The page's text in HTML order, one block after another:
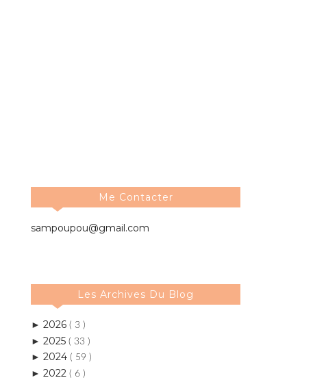
Me Contacter
sampoupou@gmail.com
Les Archives Du Blog
► 2026 ( 3 )
► 2025 ( 33 )
► 2024 ( 59 )
► 2022 ( 6 )